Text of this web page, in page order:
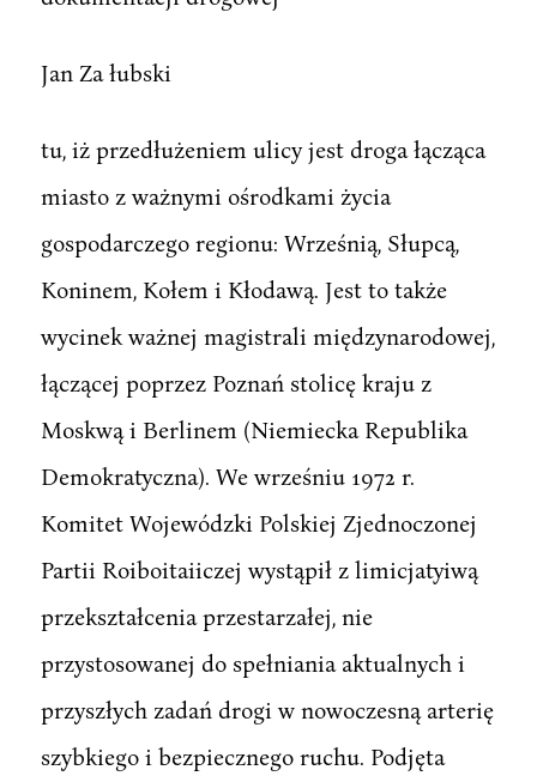
Jan Za łubski
tu, iż przedłużeniem ulicy jest droga łącząca
miasto z ważnymi ośrodkami życia
gospodarczego regionu: Wrześnią, Słupcą,
Koninem, Kołem i Kłodawą. Jest to także
wycinek ważnej magistrali międzynarodowej,
łączącej poprzez Poznań stolicę kraju z
Moskwą i Berlinem (Niemiecka Republika
Demokratyczna). We wrześniu 1972 r.
Komitet Wojewódzki Polskiej Zjednoczonej
Partii Roiboitaiiczej wystąpił z limicjatyiwą
przekształcenia przestarzałej, nie
przystosowanej do spełniania aktualnych i
przyszłych zadań drogi w nowoczesną arterię
szybkiego i bezpiecznego ruchu. Podjęta